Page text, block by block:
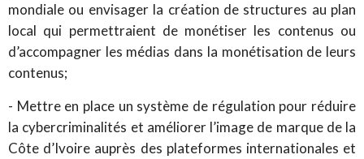
mondiale ou envisager la création de structures au plan
local qui permettraient de monétiser les contenus ou
d’accompagner les médias dans la monétisation de leurs
contenus;
- Mettre en place un système de régulation pour réduire
la cybercriminalités et améliorer l’image de marque de la
Côte d’Ivoire auprès des plateformes internationales et